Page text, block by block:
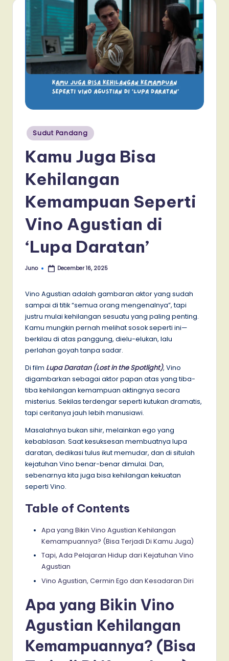
Posted
in
Sudut Pandang
Kamu Juga Bisa
Kehilangan
Kemampuan Seperti
Vino Agustian di
‘Lupa Daratan’
Posted
Juno December 16, 2025
Vino Agustian adalah gambaran aktor yang sudah
sampai di titik “semua orang mengenalnya”, tapi
justru mulai kehilangan sesuatu yang paling penting.
Kamu mungkin pernah melihat sosok seperti ini—
berkilau di atas panggung, dielu-elukan, lalu
perlahan goyah tanpa sadar.
Di film Lupa Daratan (Lost in the Spotlight), Vino
digambarkan sebagai aktor papan atas yang tiba-
tiba kehilangan kemampuan aktingnya secara
misterius. Sekilas terdengar seperti kutukan dramatis,
tapi ceritanya jauh lebih manusiawi.
Masalahnya bukan sihir, melainkan ego yang
kebablasan. Saat kesuksesan membuatnya lupa
daratan, dedikasi tulus ikut memudar, dan di situlah
kejatuhan Vino benar-benar dimulai. Dan,
sebenarnya kita juga bisa kehilangan kekuatan
seperti Vino.
Table of Contents
Apa yang Bikin Vino Agustian Kehilangan
Kemampuannya? (Bisa Terjadi Di Kamu Juga)
Tapi, Ada Pelajaran Hidup dari Kejatuhan Vino
Agustian
Vino Agustian, Cermin Ego dan Kesadaran Diri
Apa yang Bikin Vino
Agustian Kehilangan
Kemampuannya? (Bisa